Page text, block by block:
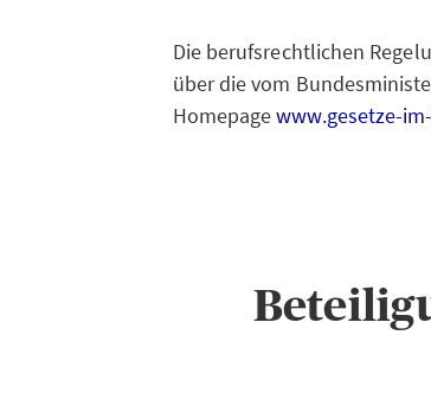
Die berufsrechtlichen
über die vom
Homepagewww.gesetze-